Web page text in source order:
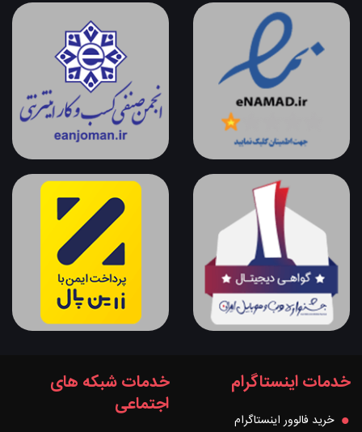
خدمات اینستاگرام
خرید فالوور اینستاگرام
خدمات شبکه های
اجتماعی